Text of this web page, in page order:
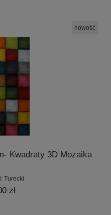
Kwadraty 3D Mozaika
Turecki
zł
nowość